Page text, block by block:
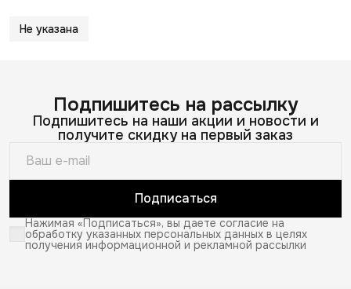
Не указана
Подпишитесь на рассылку
Подпишитесь на наши акции и новости и
получите скидку на первый заказ
Подписаться
Нажимая «Подписаться», вы даете согласие на
обработку указанных персональных данных в целях
получения информационной и рекламной рассылки